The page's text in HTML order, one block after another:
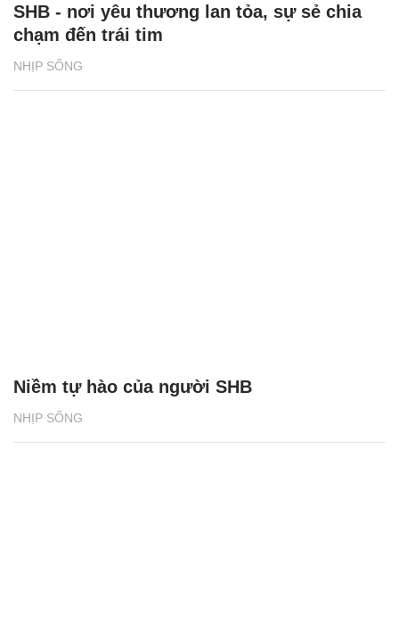
NHỊP SỐNG
SHB - nơi yêu thương lan tỏa, sự sẻ chia
chạm đến trái tim
NHỊP SỐNG
Niềm tự hào của người SHB